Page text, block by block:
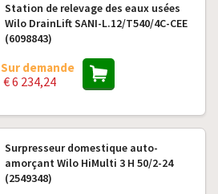
Station de relevage des eaux usées
Wilo DrainLift SANI-L.12/T540/4C-CEE
(6098843)
Sur demande
€ 6 234,24
Surpresseur domestique auto-
amorçant Wilo HiMulti 3 H 50/2-24
(2549348)